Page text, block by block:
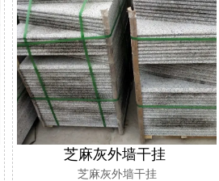
芝麻灰外墙干挂
芝麻灰外墙干挂